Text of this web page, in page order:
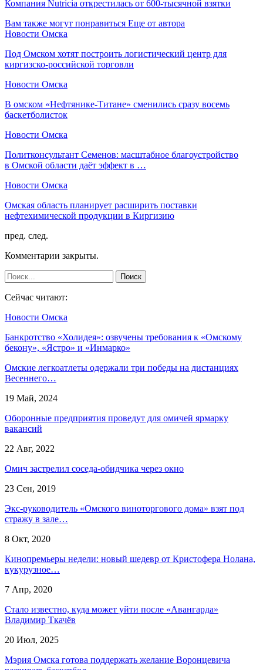
Компания Nutricia открестилась от 600-тысячной взятки
Вам также могут понравиться Еще от автора
Новости Омска
Под Омском хотят построить логистический центр для
киргизско-российской торговли
Новости Омска
В омском «Нефтянике-Титане» сменились сразу восемь
баскетболисток
Новости Омска
Политконсультант Семенов: масштабное благоустройство
в Омской области даёт эффект в …
Новости Омска
Омская область планирует расширить поставки
нефтехимической продукции в Киргизию
пред. след.
Комментарии закрыты.
Сейчас читают:
Новости Омска
Банкротство «Холидея»: озвучены требования к «Омскому
бекону», «Ястро» и «Инмарко»
Омские легкоатлеты одержали три победы на дистанциях
Весеннего…
19 Май, 2024
Оборонные предприятия проведут для омичей ярмарку
вакансий
22 Авг, 2022
Омич застрелил соседа-обидчика через окно
23 Сен, 2019
Экс-руководитель «Омского виноторгового дома» взят под
стражу в зале…
8 Окт, 2020
Кинопремьеры недели: новый шедевр от Кристофера Нолана,
кукурузное…
7 Апр, 2020
Стало известно, куда может уйти после «Авангарда»
Владимир Ткачёв
20 Июл, 2025
Мэрия Омска готова поддержать желание Воронцевича